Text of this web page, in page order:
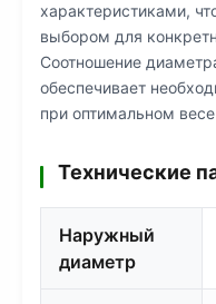
характеристиками,
выбором для
Соотношение
обеспечивает
при оптимальном
Технические
Наружный
диаметр